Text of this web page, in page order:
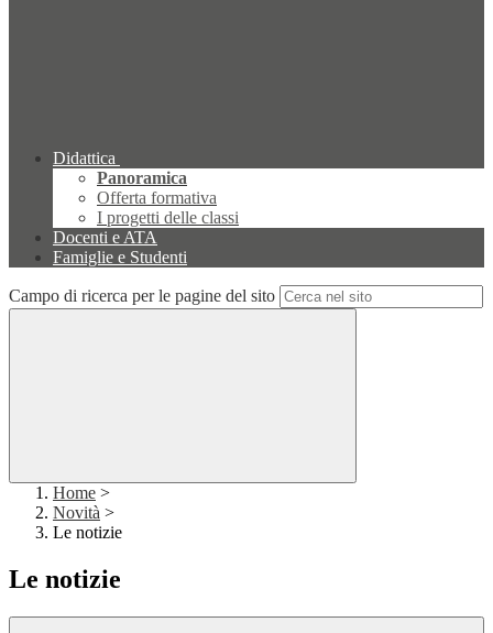
Didattica
Panoramica
Offerta formativa
I progetti delle classi
Docenti e ATA
Famiglie e Studenti
Campo di ricerca per le pagine del sito
Home >
Novità >
Le notizie
Le notizie